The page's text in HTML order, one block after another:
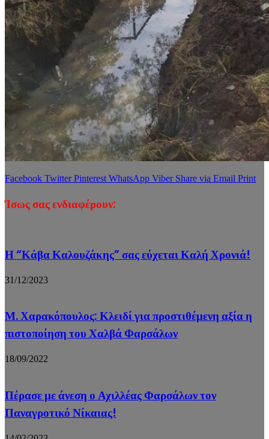
Facebook Twitter Pinterest WhatsApp Viber Share via Email Print
Ίσως σας ενδιαφέρουν:
Η “Κάβα Καλουζάκης” σας εύχεται Καλή Χρονιά!
31/12/2023
Μ. Χαρακόπουλος: Κλειδί για προστιθέμενη αξία η
πιστοποίηση του Χαλβά Φαρσάλων
18/09/2022
Πέρασε με άνεση ο Αχιλλέας Φαρσάλων τον
Παναγροτικό Νίκαιας!